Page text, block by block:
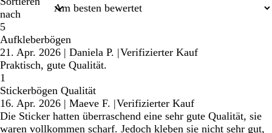
nach
5
Aufkleberbögen
21. Apr. 2026 | Daniela P. |Verifizierter Kauf
Praktisch, gute Qualität.
1
Stickerbögen Qualität
16. Apr. 2026 | Maeve F. |Verifizierter Kauf
Die Sticker hatten überraschend eine sehr gute Qualität, sie
waren vollkommen scharf. Jedoch kleben sie nicht sehr gut,